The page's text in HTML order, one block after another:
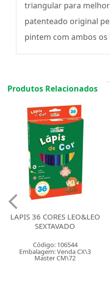
triangular para
patenteado original
pintem com ambos os
Produtos Relacionados
LAPIS 36 CORES LEO&LEO
SEXTAVADO
Código: 106544
Embalagem: Venda CX\3
Master CM\72